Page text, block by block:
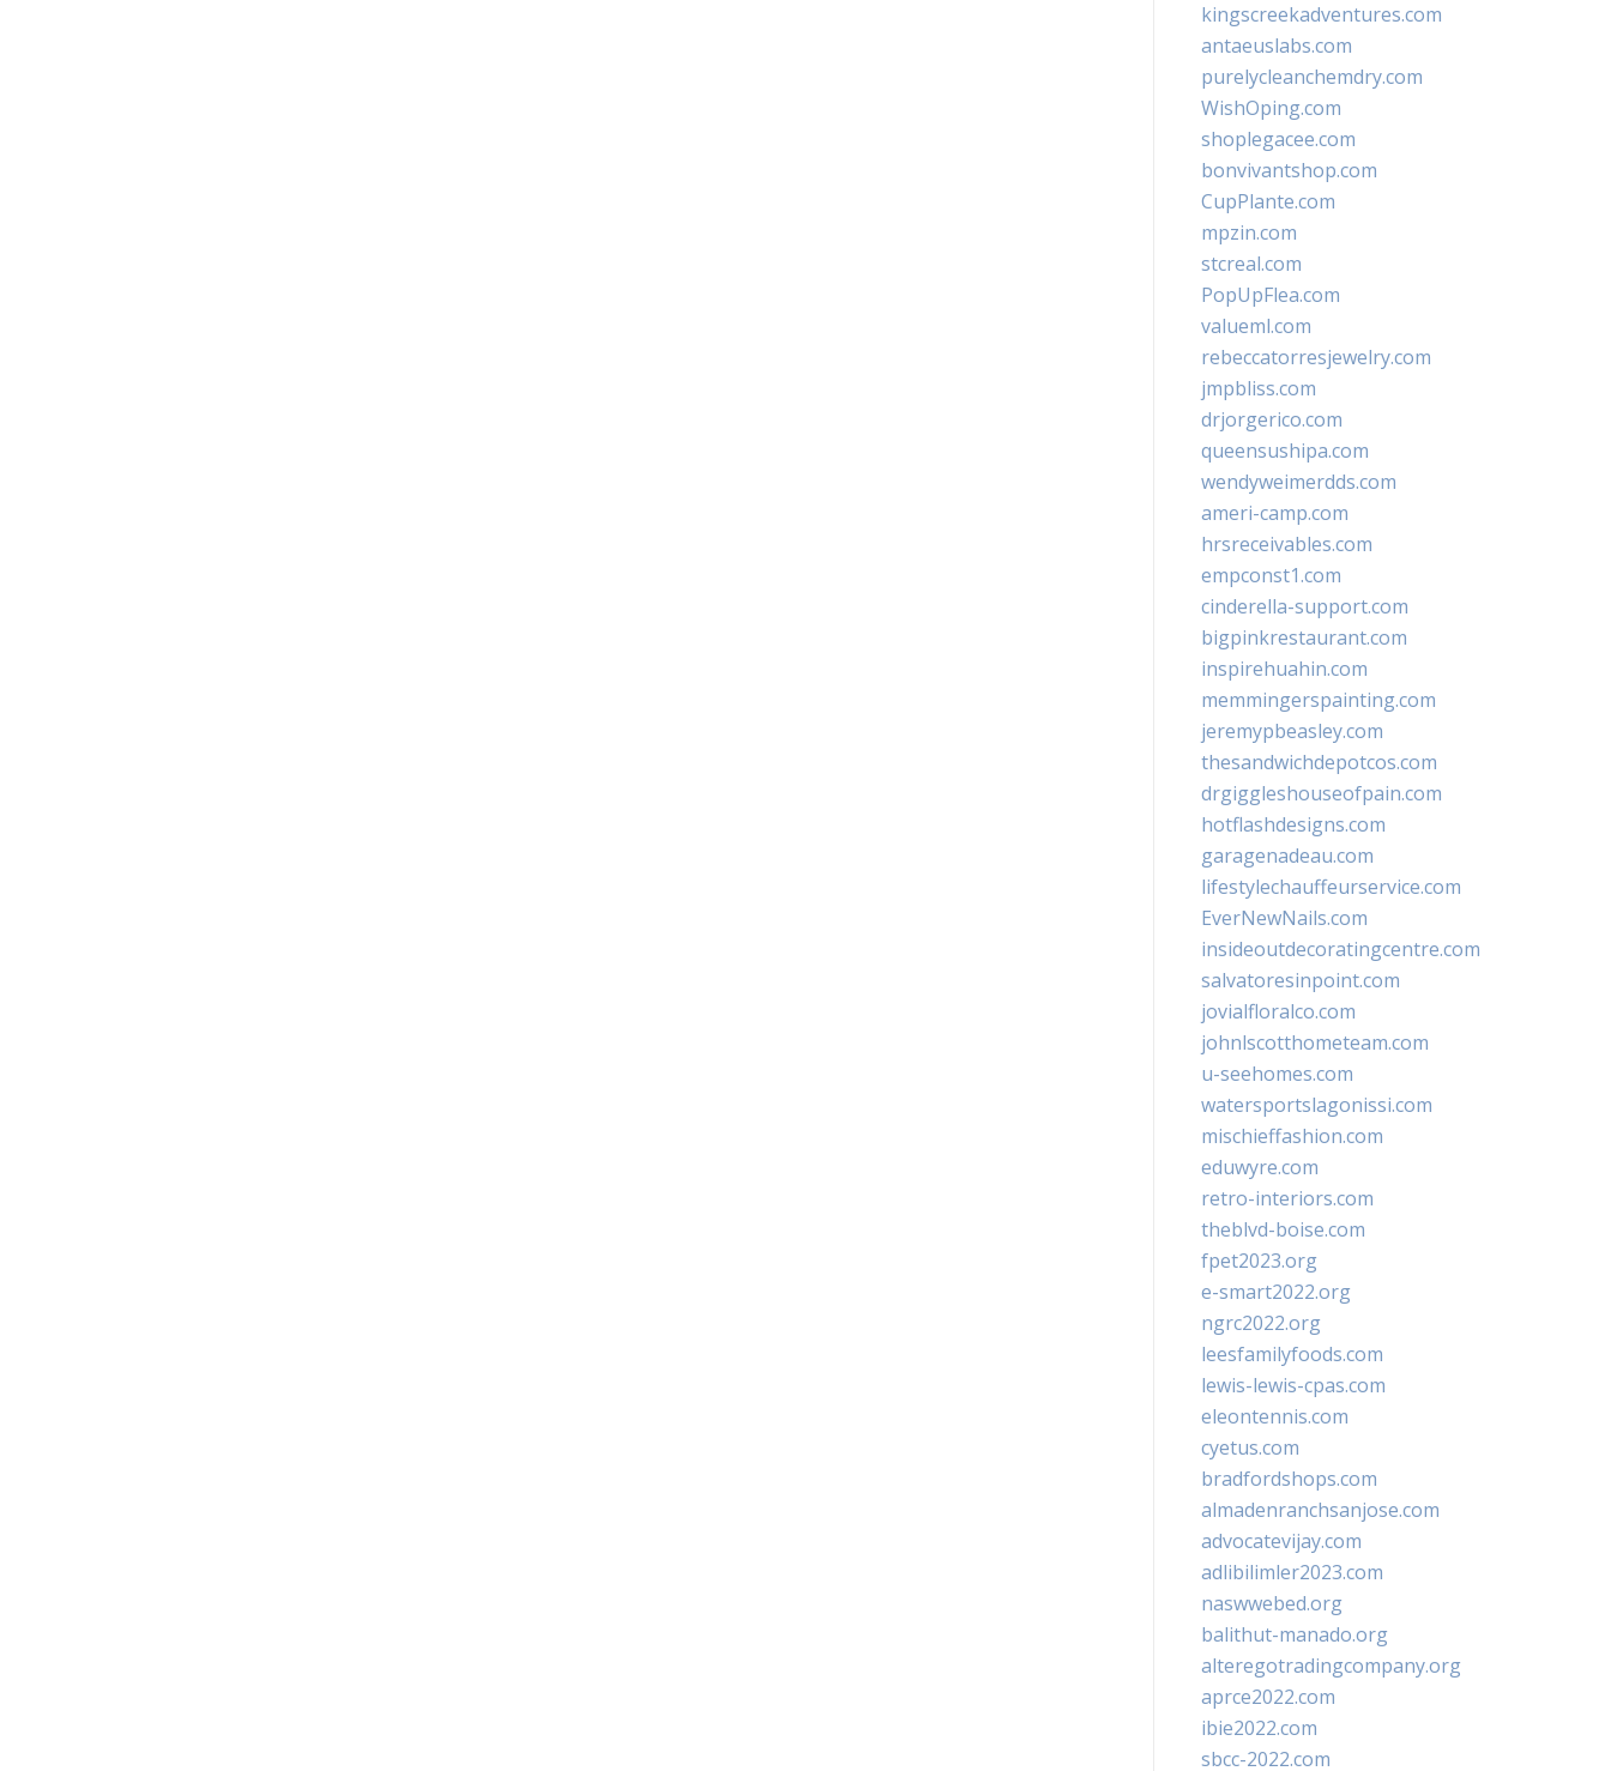
kingscreekadventures.com
antaeuslabs.com
purelycleanchemdry.com
WishOping.com
shoplegacee.com
bonvivantshop.com
CupPlante.com
mpzin.com
stcreal.com
PopUpFlea.com
valueml.com
rebeccatorresjewelry.com
jmpbliss.com
drjorgerico.com
queensushipa.com
wendyweimerdds.com
ameri-camp.com
hrsreceivables.com
empconst1.com
cinderella-support.com
bigpinkrestaurant.com
inspirehuahin.com
memmingerspainting.com
jeremypbeasley.com
thesandwichdepotcos.com
drgiggleshouseofpain.com
hotflashdesigns.com
garagenadeau.com
lifestylechauffeurservice.com
EverNewNails.com
insideoutdecoratingcentre.com
salvatoresinpoint.com
jovialfloralco.com
johnlscotthometeam.com
u-seehomes.com
watersportslagonissi.com
mischieffashion.com
eduwyre.com
retro-interiors.com
theblvd-boise.com
fpet2023.org
e-smart2022.org
ngrc2022.org
leesfamilyfoods.com
lewis-lewis-cpas.com
eleontennis.com
cyetus.com
bradfordshops.com
almadenranchsanjose.com
advocatevijay.com
adlibilimler2023.com
naswwebed.org
balithut-manado.org
alteregotradingcompany.org
aprce2022.com
ibie2022.com
sbcc-2022.com